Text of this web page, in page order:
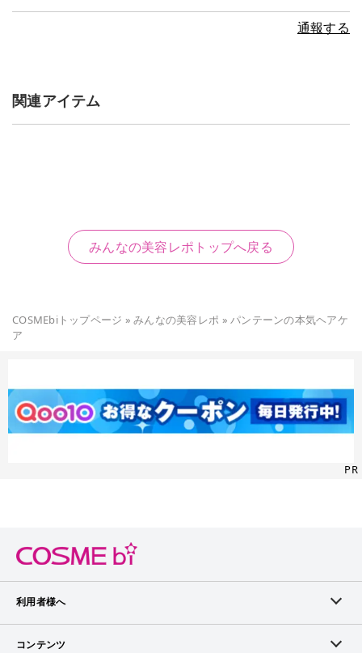
通報する
関連アイテム
みんなの美容レポトップへ戻る
COSMEbiトップページ »みんなの美容レポ »パンテーンの本気ヘアケ
ア
PR
利用者様へ
メンバーログイン
コンテンツ